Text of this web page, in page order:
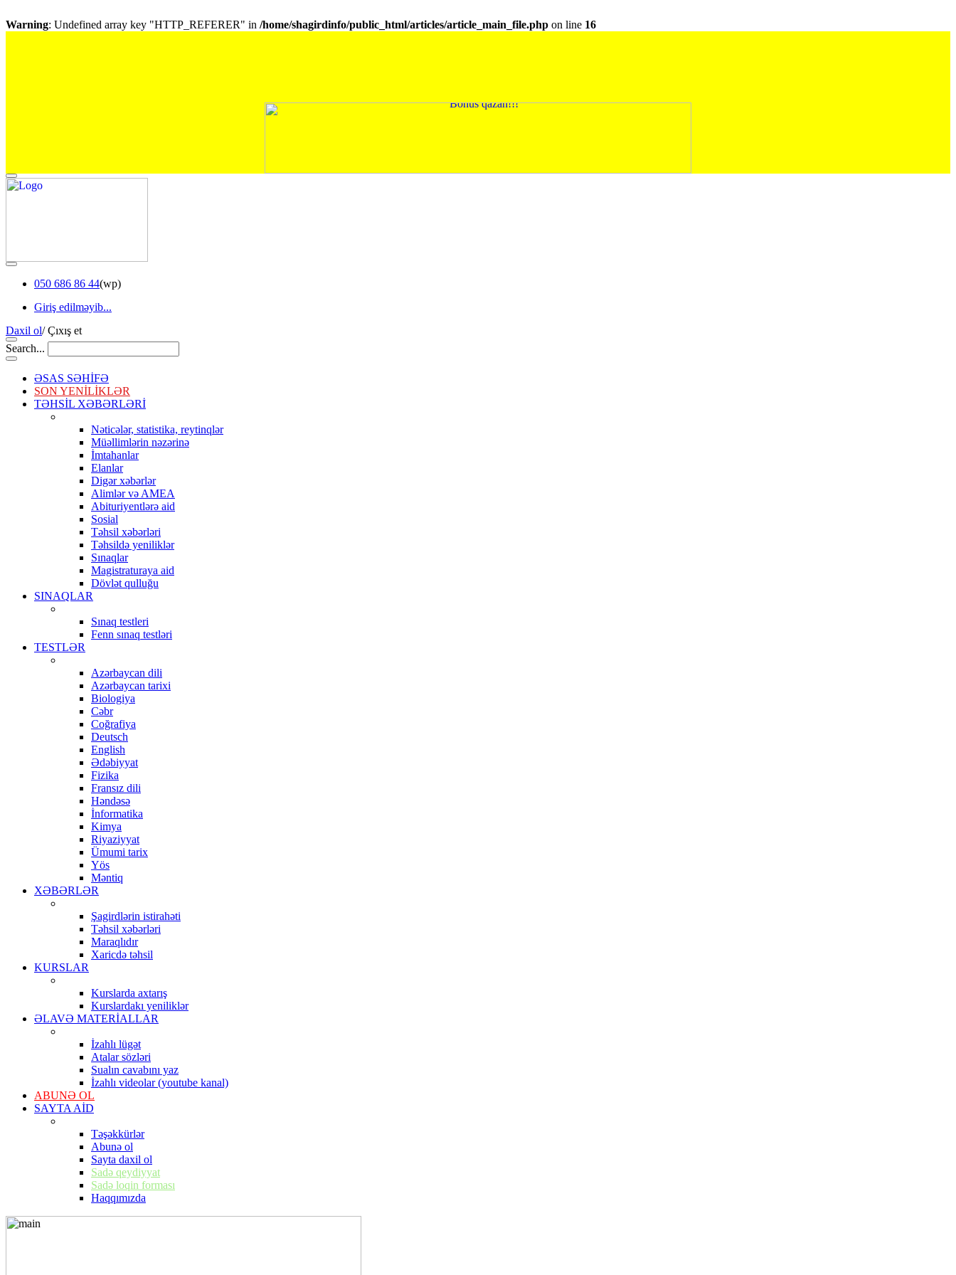
Warning: Undefined array key "HTTP_REFERER" in /home/shagirdinfo/public_html/articles/article_main_file.php on line 16
050 686 86 44(wp)
Giriş edilməyib...
Daxil ol/Çıxış et
Search...
ƏSAS SƏHİFƏ
SON YENİLİKLƏR
TƏHSİL XƏBƏRLƏRİ
Nəticələr, statistika, reytinqlər
Müəllimlərin nəzərinə
İmtahanlar
Elanlar
Digər xəbərlər
Alimlər və AMEA
Abituriyentlərə aid
Sosial
Təhsil xəbərləri
Təhsildə yeniliklər
Sınaqlar
Magistraturaya aid
Dövlət qulluğu
SINAQLAR
Sınaq testleri
Fenn sınaq testləri
TESTLƏR
Azərbaycan dili
Azərbaycan tarixi
Biologiya
Cəbr
Coğrafiya
Deutsch
English
Ədəbiyyat
Fizika
Fransız dili
Həndəsə
İnformatika
Kimya
Riyaziyyat
Ümumi tarix
Yös
Məntiq
XƏBƏRLƏR
Şagirdlərin istirahəti
Təhsil xəbərləri
Maraqlıdır
Xaricdə təhsil
KURSLAR
Kurslarda axtarış
Kurslardakı yeniliklər
ƏLAVƏ MATERİALLAR
İzahlı lügət
Atalar sözləri
Sualın cavabını yaz
İzahlı videolar (youtube kanal)
ABUNƏ OL
SAYTA AİD
Təşəkkürlər
Abunə ol
Sayta daxil ol
Sadə qeydiyyat
Sadə loqin forması
Haqqımızda